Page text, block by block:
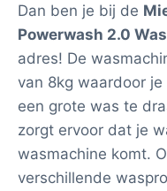
Dan ben je bij de
Powerwash 2.0
adres! De
van 8kg waardoor
een grote was te
zorgt ervoor dat je
wasmachine komt.
verschillende